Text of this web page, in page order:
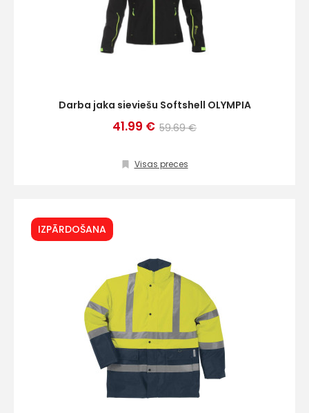
Darba jaka sieviešu Softshell OLYMPIA
41.99 € 59.69 €
Visas preces
IZPĀRDOŠANA